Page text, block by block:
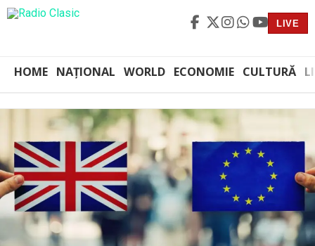
LIVE
HOME NAȚIONAL WORLD ECONOMIE CULTURĂ